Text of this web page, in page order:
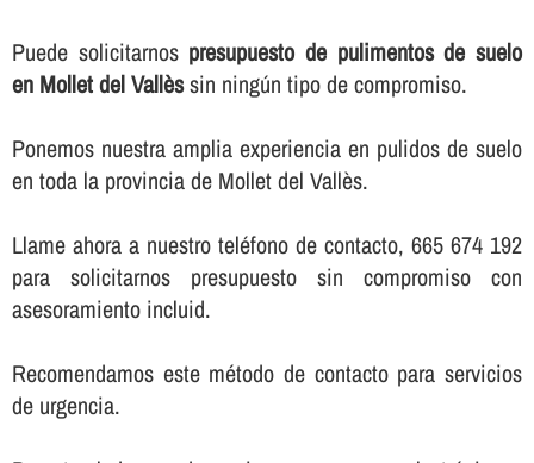
Puede solicitarnos presupuesto de pulimentos de suelo
en Mollet del Vallèssin ningún tipo de compromiso.
Ponemos nuestra amplia experiencia en pulidos de suelo
en toda la provincia de Mollet del Vallès.
Llame ahora a nuestro teléfono de contacto, 665 674 192
para solicitarnos presupuesto sin compromiso con
asesoramiento incluid.
Recomendamos este método de contacto para servicios
de urgencia.